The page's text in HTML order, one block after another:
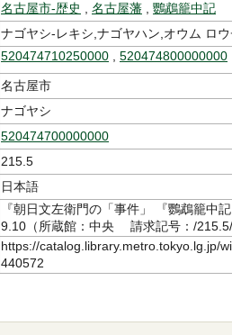
名古屋市-歴史 名古屋藩
鸚鵡籠中記
ナゴヤシ-レキシ,ナゴヤハン,オウム ロ
520474710250000 520474800000000
名古屋市
ナゴヤシ
520474700000000
215.5
日本語
『朝日文左衛門の「事件」 『鸚鵡籠
9.10（所蔵館：中央 請求記号：/
https://catalog.library.metro.tokyo.lg.jp/
440572